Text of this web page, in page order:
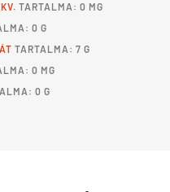
TARTALMA: 0 MG
0 G
TARTALMA: 7 G
0 MG
0 G